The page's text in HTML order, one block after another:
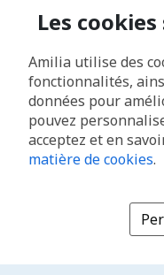
Les
Amilia utilise des
fonctionnalités,
données pour
pouvez
acceptez et en
matière de cookies.